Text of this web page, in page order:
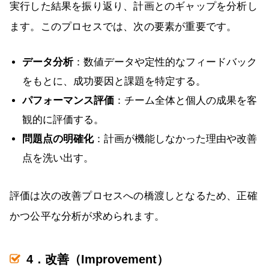
実行した結果を振り返り、計画とのギャップを分析し
ます。このプロセスでは、次の要素が重要です。
データ分析：数値データや定性的なフィードバック
をもとに、成功要因と課題を特定する。
パフォーマンス評価 ：チーム全体と個人の成果を客
観的に評価する。
問題点の明確化：計画が機能しなかった理由や改善
点を洗い出す。
評価は次の改善プロセスへの橋渡しとなるため、正確
かつ公平な分析が求められます。
4．改善（Improvement）